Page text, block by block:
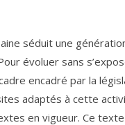
séduit une
évoluer sans
encadré par la
adaptés à cette
en vigueur. Ce